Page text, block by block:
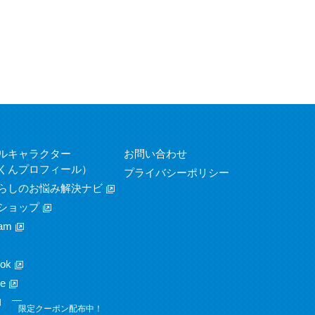
キャラクター
んプロフィール）
しのお悩み解決ナビ
ョップ
限定クーポン配布中！
お問い合わせ
プライバシーポリシー